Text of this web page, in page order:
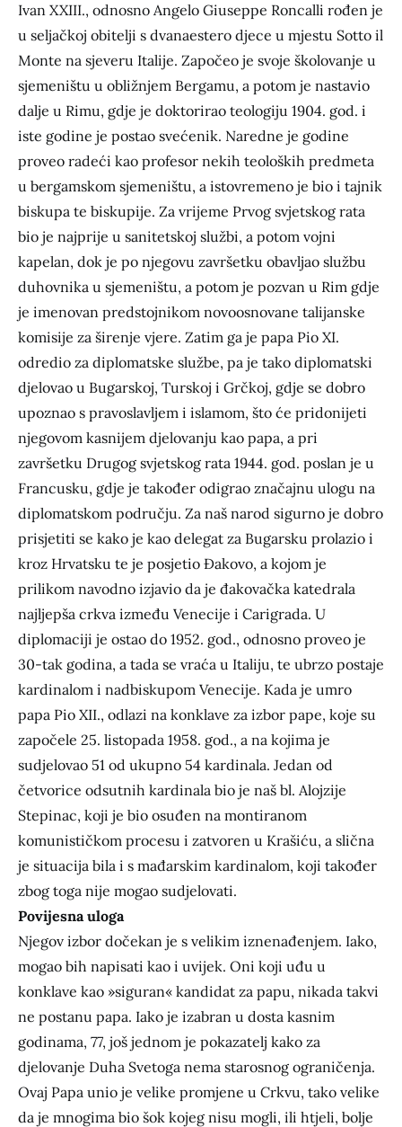
Ivan XXIII., odnosno Angelo Giuseppe Roncalli rođen je
u seljačkoj obitelji s dvanaestero djece u mjestu Sotto il
Monte na sjeveru Italije. Započeo je svoje školovanje u
sjemeništu u obližnjem Bergamu, a potom je nastavio
dalje u Rimu, gdje je doktorirao teologiju 1904. god. i
iste godine je postao svećenik. Naredne je godine
proveo radeći kao profesor nekih teoloških predmeta
u bergamskom sjemeništu, a istovremeno je bio i tajnik
biskupa te biskupije. Za vrijeme Prvog svjetskog rata
bio je najprije u sanitetskoj službi, a potom vojni
kapelan, dok je po njegovu završetku obavljao službu
duhovnika u sjemeništu, a potom je pozvan u Rim gdje
je imenovan predstojnikom novoosnovane talijanske
komisije za širenje vjere. Zatim ga je papa Pio XI.
odredio za diplomatske službe, pa je tako diplomatski
djelovao u Bugarskoj, Turskoj i Grčkoj, gdje se dobro
upoznao s pravoslavljem i islamom, što će pridonijeti
njegovom kasnijem djelovanju kao papa, a pri
završetku Drugog svjetskog rata 1944. god. poslan je u
Francusku, gdje je također odigrao značajnu ulogu na
diplomatskom području. Za naš narod sigurno je dobro
prisjetiti se kako je kao delegat za Bugarsku prolazio i
kroz Hrvatsku te je posjetio Đakovo, a kojom je
prilikom navodno izjavio da je đakovačka katedrala
najljepša crkva između Venecije i Carigrada. U
diplomaciji je ostao do 1952. god., odnosno proveo je
30-tak godina, a tada se vraća u Italiju, te ubrzo postaje
kardinalom i nadbiskupom Venecije. Kada je umro
papa Pio XII., odlazi na konklave za izbor pape, koje su
započele 25. listopada 1958. god., a na kojima je
sudjelovao 51 od ukupno 54 kardinala. Jedan od
četvorice odsutnih kardinala bio je naš bl. Alojzije
Stepinac, koji je bio osuđen na montiranom
komunističkom procesu i zatvoren u Krašiću, a slična
je situacija bila i s mađarskim kardinalom, koji također
zbog toga nije mogao sudjelovati.
Povijesna uloga
Njegov izbor dočekan je s velikim iznenađenjem. Iako,
mogao bih napisati kao i uvijek. Oni koji uđu u
konklave kao »siguran« kandidat za papu, nikada takvi
ne postanu papa. Iako je izabran u dosta kasnim
godinama, 77, još jednom je pokazatelj kako za
djelovanje Duha Svetoga nema starosnog ograničenja.
Ovaj Papa unio je velike promjene u Crkvu, tako velike
da je mnogima bio šok kojeg nisu mogli, ili htjeli, bolje